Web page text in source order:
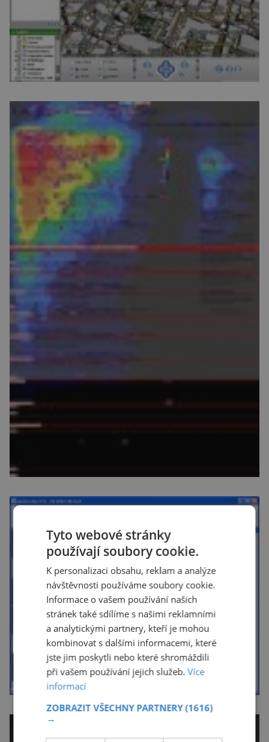
Tyto webové stránky
používají soubory cookie.
K personalizaci obsahu, reklam a analýze
návštěvnosti používáme soubory cookie.
Informace o vašem používání našich
stránek také sdílíme s našimi reklamními
a analytickými partnery, kteří je mohou
kombinovat s dalšími informacemi, které
jste jim poskytli nebo které shromáždili
při vašem používání jejich služeb.Více
informací
ZOBRAZIT VŠECHNY PARTNERY(1616)
→